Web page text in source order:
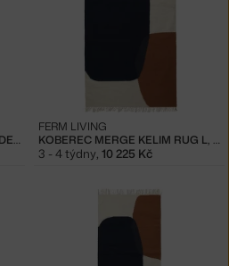
KOBEREC MARA WASHABLE, DEEP BLUE/WARM SAND KOBEREC MERGE KELIM RUG L, DARK BLUE
FERM LIVING
3 - 4 týdny, 10 225 Kč